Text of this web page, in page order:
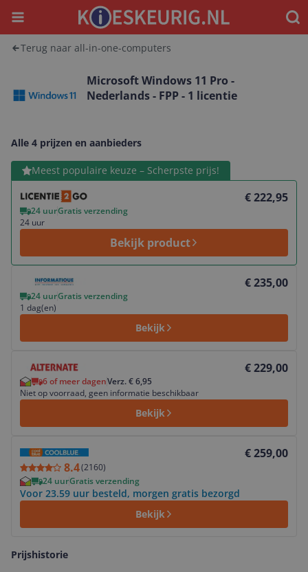
Menu
Terug naar all-in-one-computers
Microsoft Windows 11 Pro -
Nederlands - FPP - 1 licentie
Alle 4 prijzen en aanbieders
Meest populaire keuze – Scherpste prijs!
€ 222,95
24 uurGratis verzending
24 uur
Bekijk product
Bekijk product
€ 235,00
24 uurGratis verzending
1 dag(en)
Bekijk
€ 229,00
6 of meer dagenVerz. € 6,95
Niet op voorraad, geen informatie beschikbaar
Bekijk
8.4(2160)
€ 259,00
24 uurGratis verzending
Voor 23.59 uur besteld, morgen gratis bezorgd
Bekijk
Prijshistorie